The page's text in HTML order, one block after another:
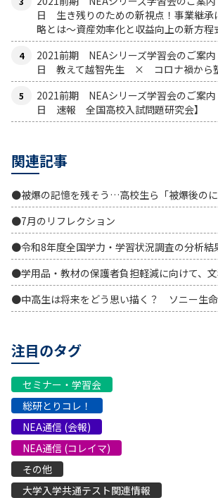
日 生き残りのための新視点！事業継承
略とは〜資産効率化と収益向上の新方程
2021前期 NEAシリーズ学習会のご案
日 教えて越智先生 × コロナ禍から塾
2021前期 NEAシリーズ学習会のご案
日 速報 全国高校入試問題研究会】
関連記事
●被爆の記憶を残そう…高校生ら「被爆後の
●7月のリフレクション
●令和8年度全国学力・学習状況調査の分析結
●学用品・教材の保護者負担軽減に向けて、
●中高生は将来をどう思い描く？ ソニー生
注目のタグ
セミナー・学習会
総研とりコレ！
NEA通信 (会報)
NEA通信 (コレイマ)
その他
大学入学共通テスト関連情報